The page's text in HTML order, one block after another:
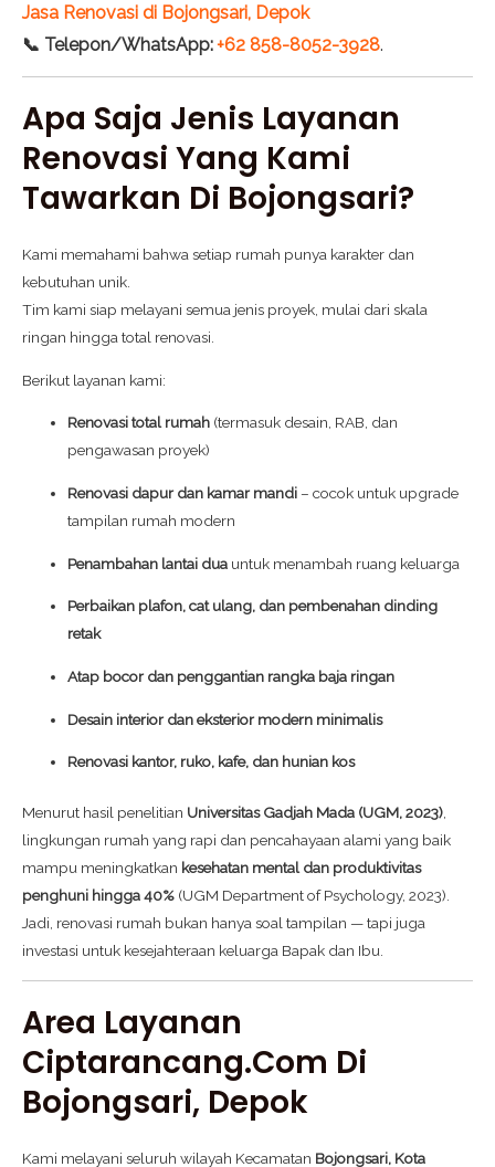
Jasa Renovasi di Bojongsari, Depok
📞 Telepon/WhatsApp:+62 858-8052-3928.
Apa Saja Jenis Layanan
Renovasi Yang Kami
Tawarkan Di Bojongsari?
Kami memahami bahwa setiap rumah punya karakter dan
kebutuhan unik.
Tim kami siap melayani semua jenis proyek, mulai dari skala
ringan hingga total renovasi.
Berikut layanan kami:
Renovasi total rumah (termasuk desain, RAB, dan
pengawasan proyek)
Renovasi dapur dan kamar mandi – cocok untuk upgrade
tampilan rumah modern
Penambahan lantai dua untuk menambah ruang keluarga
Perbaikan plafon, cat ulang, dan pembenahan dinding
retak
Atap bocor dan penggantian rangka baja ringan
Desain interior dan eksterior modern minimalis
Renovasi kantor, ruko, kafe, dan hunian kos
Menurut hasil penelitian Universitas Gadjah Mada (UGM, 2023)
lingkungan rumah yang rapi dan pencahayaan alami yang baik
mampu meningkatkan kesehatan mental dan produktivitas
penghuni hingga 40% (UGM Department of Psychology, 2023).
Jadi, renovasi rumah bukan hanya soal tampilan — tapi juga
investasi untuk kesejahteraan keluarga Bapak dan Ibu.
Area Layanan
Ciptarancang.com Di
Bojongsari, Depok
Kami melayani seluruh wilayah Kecamatan Bojongsari, Kota